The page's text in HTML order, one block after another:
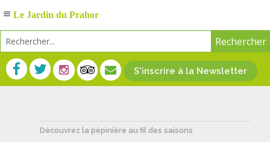
S'inscrire à la Newsletter
Découvrez la pépinière au fil des saisons
Le Jardin du Prahor